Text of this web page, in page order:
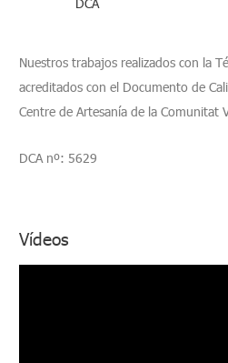
DCA
Nuestros trabajos realizados con la
acreditados con el Documento de
Centre de Artesanía de la Comunitat
DCA nº: 5629
Vídeos